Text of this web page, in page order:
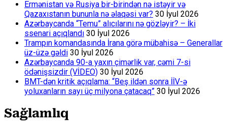
Ermənistan və Rusiya bir-birindən nə istəyir və
Qazaxıstanın bununla nə əlaqəsi var? 30 İyul 2026
Azərbaycanda “Temu” alıcılarını nə gözləyir? – İki
ssenari açıqlandı 30 İyul 2026
Trampın komandasında İrana görə mübahisə – Generallar
üz-üzə gəldi 30 İyul 2026
Azərbaycanda 90-a yaxın çimərlik var, cəmi 7-si
ödənişsizdir (VİDEO) 30 İyul 2026
BMT-dən kritik açıqlama: “Beş ildən sonra İİV-ə
yoluxanların sayı üç milyona çatacaq” 30 İyul 2026
Sağlamlıq